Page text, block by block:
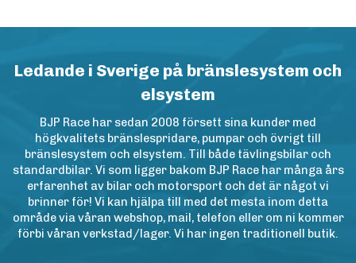
Ledande i Sverige på bränslesystem och
elsystem
BJP Race har sedan 2008 försett sina kunder med
högkvalitets bränslespridare, pumpar och övrigt till
bränslesystem och elsystem. Till både tävlingsbilar och
standardbilar. Vi som ligger bakom BJP Race har många års
erfarenhet av bilar och motorsport och det är något vi
brinner för! Vi kan hjälpa till med det mesta inom detta
område via våran webshop, mail, telefon eller om ni kommer
förbi våran verkstad/lager. Vi har ingen traditionell butik.